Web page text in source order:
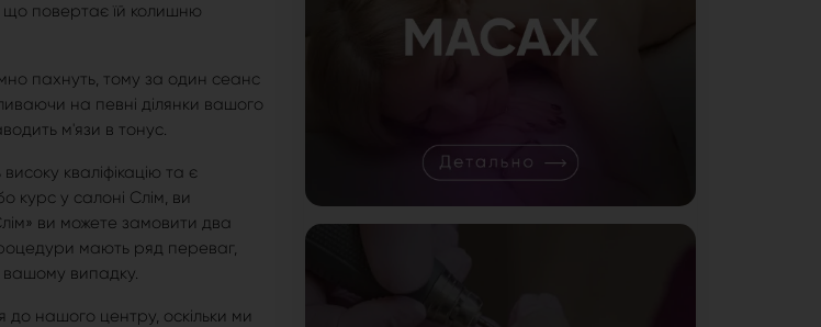
що повертає їй колишню
пахнуть, тому за один сеанс
на певні ділянки вашого
м'язи в тонус.
кваліфікацію та є
курс у салоні Слім, ви
ви можете замовити два
мають ряд переваг,
вашому випадку.
до нашого центру, оскільки ми